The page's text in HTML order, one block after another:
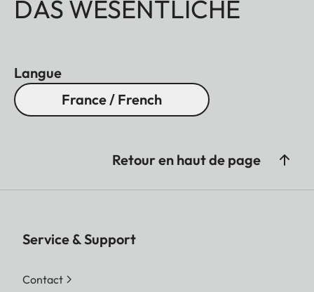
DAS WESENTLICHE
Langue
France / French
Retour en haut de page
Service & Support
Contact